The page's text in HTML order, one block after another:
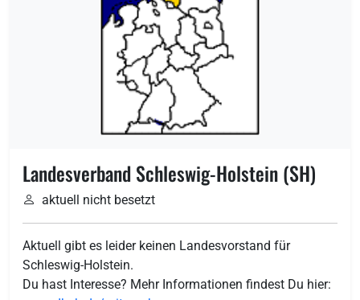
Landesverband Schleswig-Holstein (SH)
aktuell nicht besetzt
Aktuell gibt es leider keinen Landesvorstand für
Schleswig-Holstein.
Du hast Interesse? Mehr Informationen findest Du hier: